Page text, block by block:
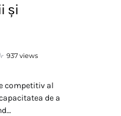
și
937 views
competitiv al
de a